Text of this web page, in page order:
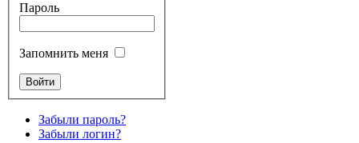
Пароль
Запомнить меня
Забыли пароль?
Забыли логин?